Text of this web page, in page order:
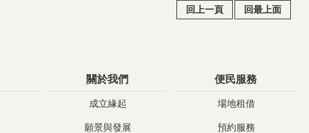
回上一頁 回最上面
關於我們
成立緣起
願景與發展
便民服務
場地租借
預約服務